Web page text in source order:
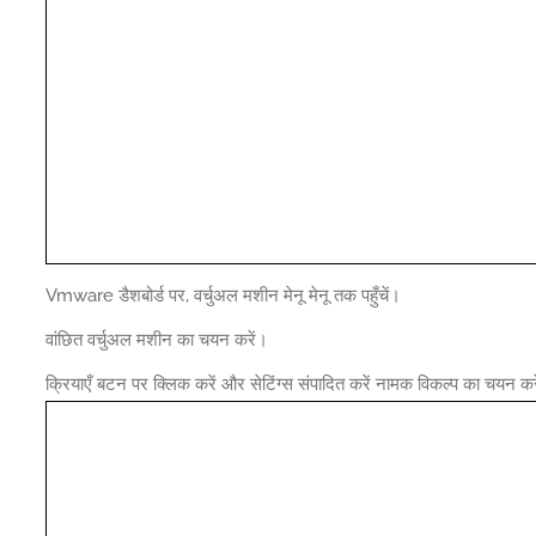
Vmware डैशबोर्ड पर, वर्चुअल मशीन मेनू मेनू तक पहुँचें।
वांछित वर्चुअल मशीन का चयन करें।
क्रियाएँ बटन पर क्लिक करें और सेटिंग्स संपादित करें नामक विकल्प का चयन